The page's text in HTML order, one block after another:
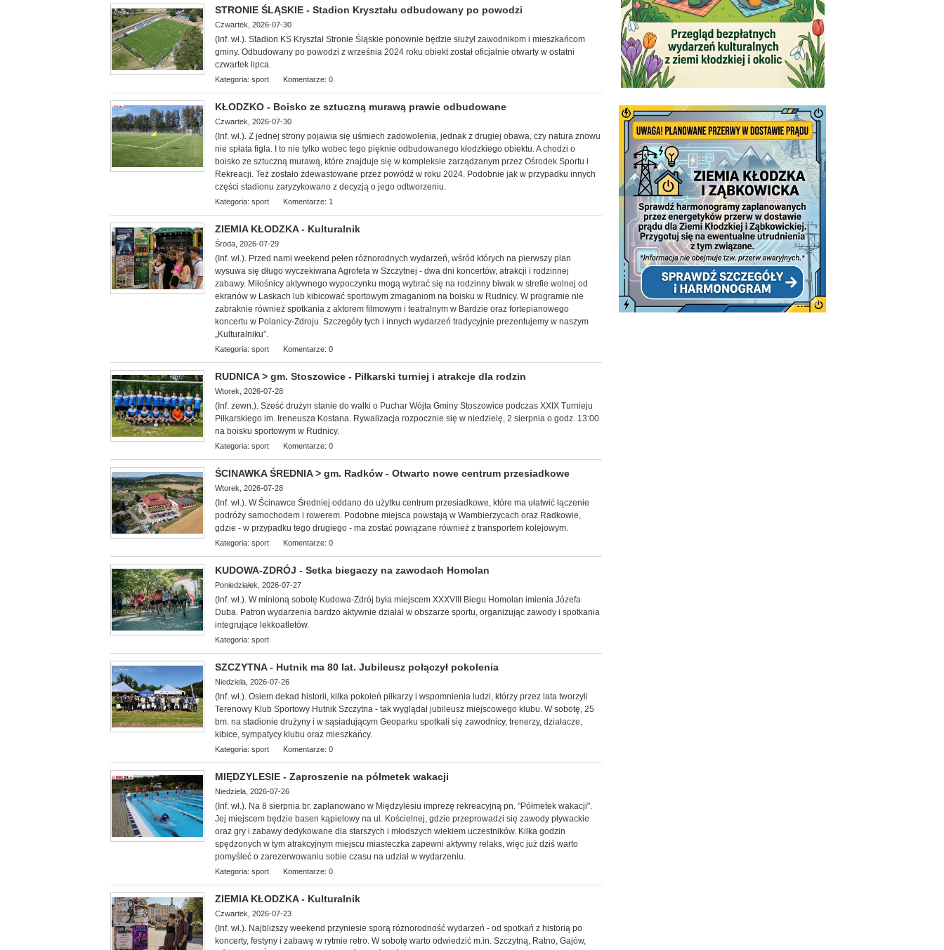
STRONIE ŚLĄSKIE - Stadion Kryształu odbudowany po powodzi
Czwartek, 2026-07-30
(Inf. wł.). Stadion KS Kryształ Stronie Śląskie ponownie będzie służył zawodnikom i mieszkańcom
gminy. Odbudowany po powodzi z września 2024 roku obiekt został oficjalnie otwarty w ostatni
czwartek lipca.
Kategoria: sport Komentarze: 0
KŁODZKO - Boisko ze sztuczną murawą prawie odbudowane
Czwartek, 2026-07-30
(Inf. wł.). Z jednej strony pojawia się uśmiech zadowolenia, jednak z drugiej obawa, czy natura znowu
nie spłata figla. I to nie tylko wobec tego pięknie odbudowanego kłodzkiego obiektu. A chodzi o
boisko ze sztuczną murawą, które znajduje się w kompleksie zarządzanym przez Ośrodek Sportu i
Rekreacji. Też zostało zdewastowane przez powódź w roku 2024. Podobnie jak w przypadku innych
części stadionu zaryzykowano z decyzją o jego odtworzeniu.
Kategoria: sport Komentarze: 1
ZIEMIA KŁODZKA - Kulturalnik
Środa, 2026-07-29
(Inf. wł.). Przed nami weekend pełen różnorodnych wydarzeń, wśród których na pierwszy plan
wysuwa się długo wyczekiwana Agrofeta w Szczytnej - dwa dni koncertów, atrakcji i rodzinnej
zabawy. Miłośnicy aktywnego wypoczynku mogą wybrać się na rodzinny biwak w strefie wolnej od
ekranów w Laskach lub kibicować sportowym zmaganiom na boisku w Rudnicy. W programie nie
zabraknie również spotkania z aktorem filmowym i teatralnym w Bardzie oraz fortepianowego
koncertu w Polanicy-Zdroju. Szczegóły tych i innych wydarzeń tradycyjnie prezentujemy w naszym
„Kulturalniku”.
Kategoria: sport Komentarze: 0
RUDNICA > gm. Stoszowice - Piłkarski turniej i atrakcje dla rodzin
Wtorek, 2026-07-28
(Inf. zewn.). Sześć drużyn stanie do walki o Puchar Wójta Gminy Stoszowice podczas XXIX Turnieju
Piłkarskiego im. Ireneusza Kostana. Rywalizacja rozpocznie się w niedzielę, 2 sierpnia o godz. 13:00
na boisku sportowym w Rudnicy.
Kategoria: sport Komentarze: 0
ŚCINAWKA ŚREDNIA > gm. Radków - Otwarto nowe centrum przesiadkowe
Wtorek, 2026-07-28
(Inf. wł.). W Ścinawce Średniej oddano do użytku centrum przesiadkowe, które ma ułatwić łączenie
podróży samochodem i rowerem. Podobne miejsca powstają w Wambierzycach oraz Radkowie,
gdzie - w przypadku tego drugiego - ma zostać powiązane również z transportem kolejowym.
Kategoria: sport Komentarze: 0
KUDOWA-ZDRÓJ - Setka biegaczy na zawodach Homolan
Poniedziałek, 2026-07-27
(Inf. wł.). W minioną sobotę Kudowa-Zdrój była miejscem XXXVIII Biegu Homolan imienia Józefa
Duba. Patron wydarzenia bardzo aktywnie działał w obszarze sportu, organizując zawody i spotkania
integrujące lekkoatletów.
Kategoria: sport
SZCZYTNA - Hutnik ma 80 lat. Jubileusz połączył pokolenia
Niedziela, 2026-07-26
(Inf. wł.). Osiem dekad historii, kilka pokoleń piłkarzy i wspomnienia ludzi, którzy przez lata tworzyli
Terenowy Klub Sportowy Hutnik Szczytna - tak wyglądał jubileusz miejscowego klubu. W sobotę, 25
bm. na stadionie drużyny i w sąsiadującym Geoparku spotkali się zawodnicy, trenerzy, działacze,
kibice, sympatycy klubu oraz mieszkańcy.
Kategoria: sport Komentarze: 0
MIĘDZYLESIE - Zaproszenie na półmetek wakacji
Niedziela, 2026-07-26
(Inf. wł.). Na 8 sierpnia br. zaplanowano w Międzylesiu imprezę rekreacyjną pn. "Półmetek wakacji".
Jej miejscem będzie basen kąpielowy na ul. Kościelnej, gdzie przeprowadzi się zawody pływackie
oraz gry i zabawy dedykowane dla starszych i młodszych wiekiem uczestników. Kilka godzin
spędzonych w tym atrakcyjnym miejscu miasteczka zapewni aktywny relaks, więc już dziś warto
pomyśleć o zarezerwowaniu sobie czasu na udział w wydarzeniu.
Kategoria: sport Komentarze: 0
ZIEMIA KŁODZKA - Kulturalnik
Czwartek, 2026-07-23
(Inf. wł.). Najbliższy weekend przyniesie sporą różnorodność wydarzeń - od spotkań z historią po
koncerty, festyny i zabawę w rytmie retro. W sobotę warto odwiedzić m.in. Szczytną, Ratno, Gajów,